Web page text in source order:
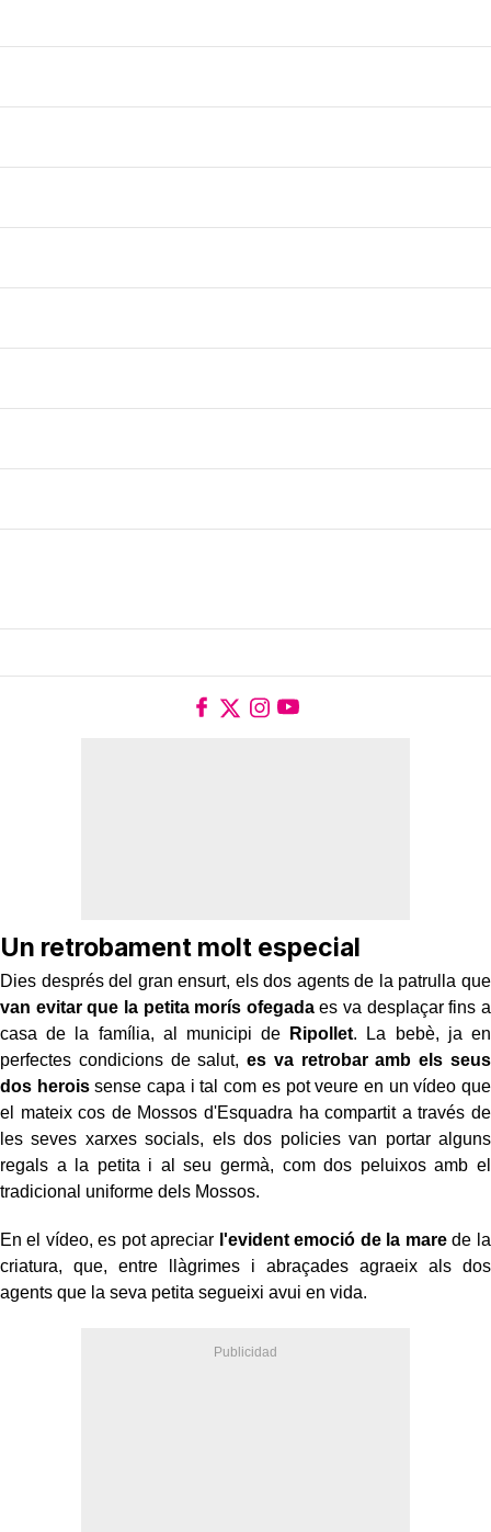
capa, i així ens ho confirmen uns fets ocorreguts a la ciutat de
Un retrobament molt especial
Dies després del gran ensurt, els dos agents de la patrulla que
van evitar que la petita morís ofegadaes va desplaçar fins a
casa de la família, al municipi de
Ripollet. La bebè, ja en
perfectes condicions de salut,es va retrobar amb els seus
dos heroissense capa i tal com es pot veure en un vídeo que
el mateix cos de Mossos d'Esquadra ha compartit a través de
les seves xarxes socials, els dos policies van portar alguns
regals a la petita i al seu germà, com dos peluixos amb el
tradicional uniforme dels Mossos.
En el vídeo, es pot apreciar l'evident emoció de la marede la
criatura, que, entre llàgrimes i abraçades agraeix als dos
agents que la seva petita segueixi avui en vida.